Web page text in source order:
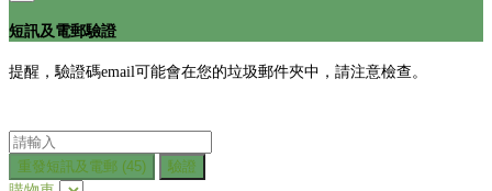
短訊及電郵驗證
提醒，驗證碼email可能會在您的垃圾郵件夾中，請注意檢查。
重發短訊及電郵 (45)
驗證